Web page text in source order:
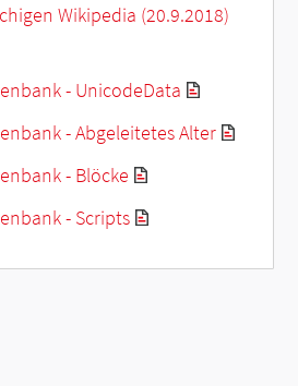
Wikipedia (20.9.2018)
- UnicodeData
- Abgeleitetes Alter
- Blöcke
- Scripts